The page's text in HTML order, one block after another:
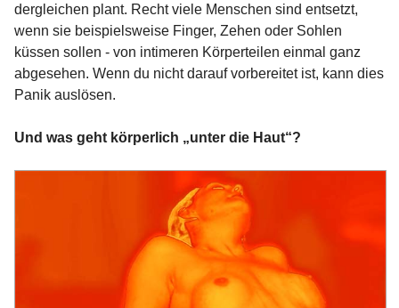
dergleichen plant. Recht viele Menschen sind entsetzt,
wenn sie beispielsweise Finger, Zehen oder Sohlen
küssen sollen - von intimeren Körperteilen einmal ganz
abgesehen. Wenn du nicht darauf vorbereitet ist, kann dies
Panik auslösen.
Und was geht körperlich „unter die Haut“?